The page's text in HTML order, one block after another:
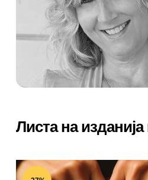
Листа на